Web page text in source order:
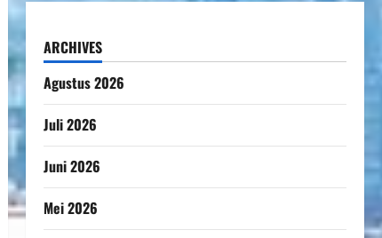
ARCHIVES
Agustus 2026
Juli 2026
Juni 2026
Mei 2026